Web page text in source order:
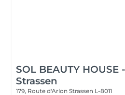
SOL BEAUTY HOUSE -
Strassen
179, Route d'Arlon Strassen L-8011